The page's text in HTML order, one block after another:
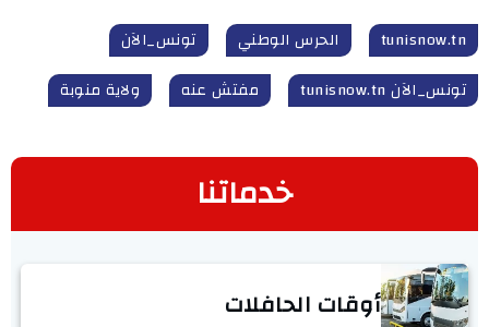
tunisnow.tn الحرس الوطني
تونس_الآن
تونس_الآن tunisnow.tn
مفتش عنه ولاية منوبة
خدماتنا
أوقات الحافلات